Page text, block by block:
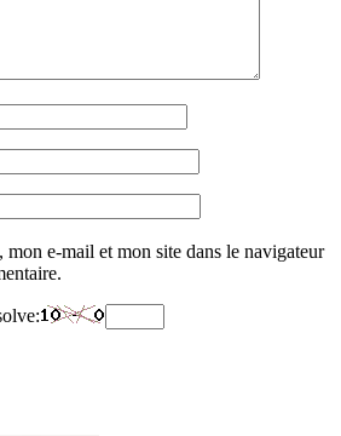
e-mail et mon site dans le navigateur